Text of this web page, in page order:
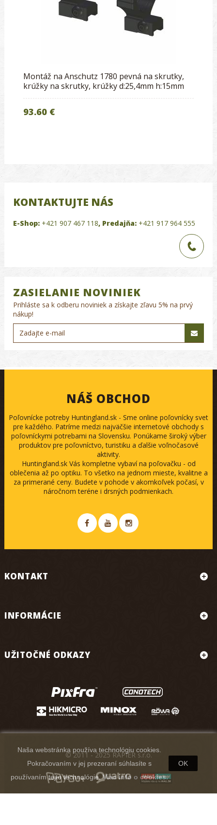
Montáž na Anschutz 1780 pevná na skrutky,
krúžky na skrutky, krúžky d:25,4mm h:15mm
93.60 €
KONTAKTUJTE NÁS
E-Shop: +421 907 467 118, Predajňa: +421 917 964 555
ZASIELANIE NOVINIEK
Prihláste sa k odberu noviniek a získajte zľavu 5% na prvý
nákup!
NÁŠ OBCHOD
Poľovnícke potreby Huntingland.sk - Sme online poľovnícky svet
pre každého. Patríme medzi najväčšie internetové obchody s
poľovníckymi potrebami na Slovensku. Ponúkame široký výber
produktov pre poľovníctvo, turistiku a ďalšie voľnočasové
aktivity.
Huntingland.sk Vás kompletne vybaví na poľovačku - od
oblečenia až po optiku. To všetko na jednom mieste, kvalitne a
za primerané ceny. Budete v pohode v akomkoľvek počasí, v
náročnom teréne i drsných podmienkach.
KONTAKT
INFORMÁCIE
UŽITOČNÉ ODKAZY
Naša webstránka používa technológiu cookies.
Pokračovaním v jej prezeraní súhlasíte s
používaním tejto technológie.Viac info o cookies.
OK
© 2011 - 2025 RAPIER s.r.o.